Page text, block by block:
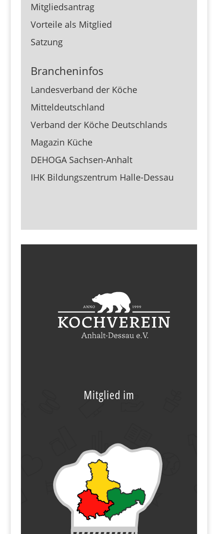
Mitgliedsantrag
Vorteile als Mitglied
Satzung
Brancheninfos
Landesverband der Köche
Mitteldeutschland
Verband der Köche Deutschlands
Magazin Küche
DEHOGA Sachsen-Anhalt
IHK Bildungszentrum Halle-Dessau
Mitglied im